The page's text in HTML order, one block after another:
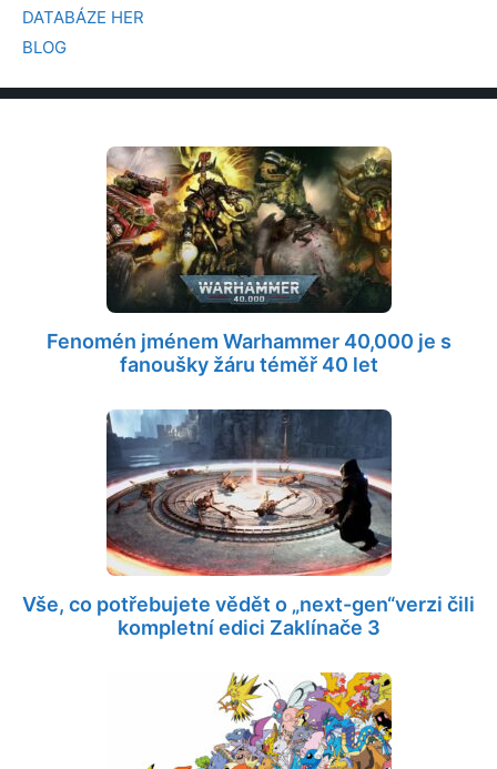
DATABÁZE HER
BLOG
Fenomén jménem Warhammer 40,000 je s
fanoušky žáru téměř 40 let
Vše, co potřebujete vědět o „next-gen“verzi čili
kompletní edici Zaklínače 3